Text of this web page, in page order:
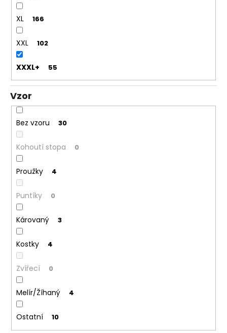
XL 166
XXL 102
XXXL+ 55
Vzor
Bez vzoru 30
Kohoutí stopa 0
Proužky 4
Puntíky 0
Károvaný 3
Kostky 4
Zvířecí 0
Melír/Žíhaný 4
Ostatní 10